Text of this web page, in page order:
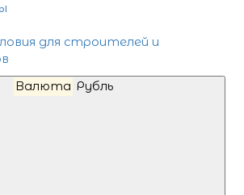
для строителей и
Валюта Рубль